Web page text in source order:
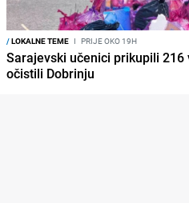
/LOKALNE TEME I PRIJE OKO 19H
Sarajevski učenici prikupili
očistili Dobrinju